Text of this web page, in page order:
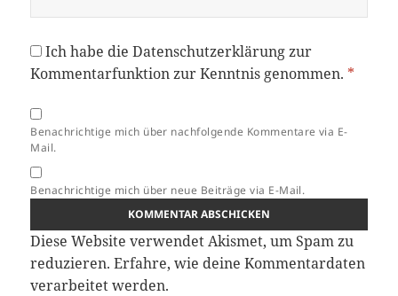
Ich habe dieDatenschutzerklärungzur
Kommentarfunktion zur Kenntnis genommen. *
Benachrichtige mich über nachfolgende Kommentare via E-
Mail.
Benachrichtige mich über neue Beiträge via E-Mail.
Diese Website verwendet Akismet, um Spam zu
reduzieren.Erfahre, wie deine Kommentardaten
verarbeitet werden.